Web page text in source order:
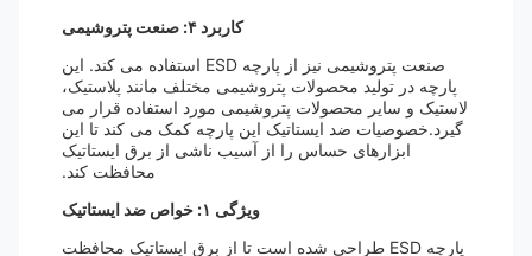
کاربرد ۴: صنعت پتروشیمی
صنعت پتروشیمی نیز از پارچه ESD استفاده می کند. این
پارچه در تولید محصولات پتروشیمی مختلف مانند پلاستیک،
لاستیک و سایر محصولات پتروشیمی مورد استفاده قرار می
گیرد.خصوصیات ضد ایستاتیک این پارچه کمک می کند تا این
ابزارهای حساس را از آسیب ناشی از برق ایستاتیک
محافظت کند.
ویژگی ۱: خواص ضد ایستاتیک
پارچه ESD طراحی شده است تا از برق ایستاتیک محافظت